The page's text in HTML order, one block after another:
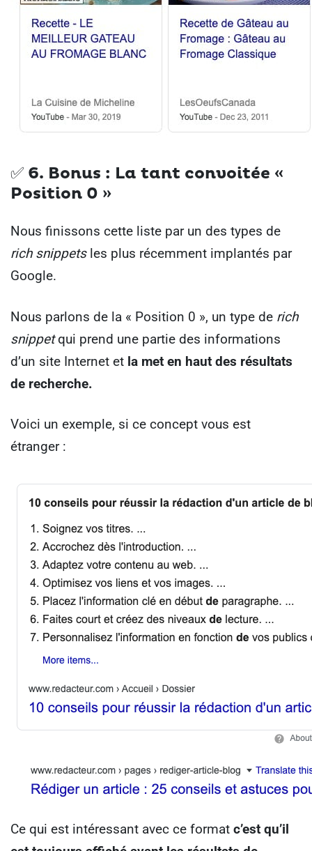
✅ 6. Bonus : La tant convoitée «
Position 0 »
Nous finissons cette liste par un des types de
rich snippetsles plus récemment implantés par
Google.
Nous parlons de la « Position 0 », un type de rich
snippetqui prend une partie des informations
d’un site Internet et la met en haut des résultats
de recherche.
Voici un exemple, si ce concept vous est
étranger :
Ce qui est intéressant avec ce format c’est qu’il